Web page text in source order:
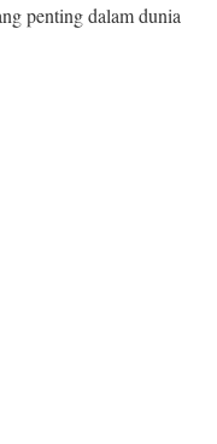
penting dalam dunia